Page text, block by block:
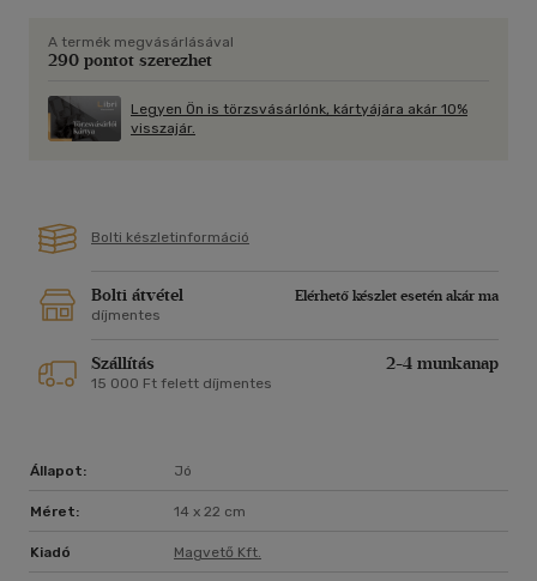
A termék megvásárlásával
290 pontot szerezhet
Legyen Ön is törzsvásárlónk, kártyájára akár 10%
visszajár.
Bolti készletinformáció
Bolti átvétel
Elérhető készlet esetén akár ma
díjmentes
Szállítás 2-4 munkanap
15 000 Ft felett díjmentes
Állapot: Jó
Méret: 14 x 22 cm
Kiadó Magvető Kft.